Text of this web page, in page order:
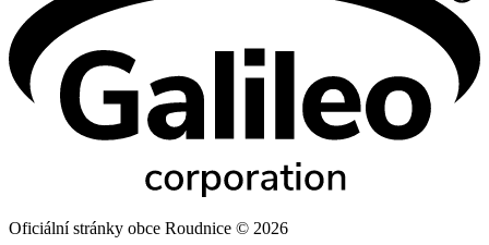
Oficiální stránky obce Roudnice © 2026